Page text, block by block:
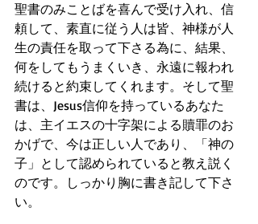
聖書のみことばを喜んで受け入れ、信
頼して、素直に従う人は皆、神様が人
生の責任を取って下さる為に、結果、
何をしてもうまくいき、永遠に報われ
続けると約束してくれます。そして聖
書は、Jesus信仰を持っているあなた
は、主イエスの十字架による贖罪のお
かげで、今は正しい人であり、「神の
子」として認められていると教え説く
のです。しっかり胸に書き記して下さ
い。